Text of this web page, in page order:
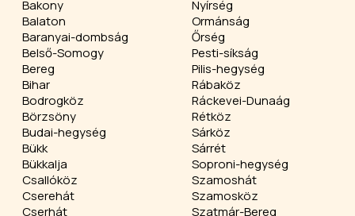
Bakony
Balaton
Baranyai-dombság
Belső-Somogy
Bereg
Bihar
Bodrogköz
Börzsöny
Budai-hegység
Bükk
Bükkalja
Csallóköz
Cserehát
Cserhát
Nyírség
Ormánság
Őrség
Pesti-síkság
Pilis-hegység
Rábaköz
Ráckevei-Dunaág
Rétköz
Sárköz
Sárrét
Soproni-hegység
Szamoshát
Szamosköz
Szatmár-Bereg